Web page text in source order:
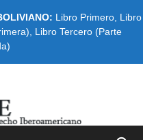
Libro Primero Libro
Libro Tercero (Parte